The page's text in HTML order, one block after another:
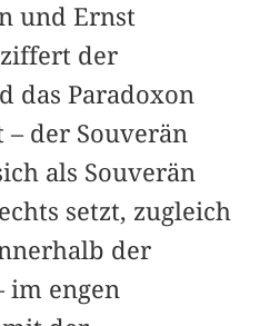
und Ernst
der
das Paradoxon
der Souverän
als Souverän
setzt, zugleich
der
im engen